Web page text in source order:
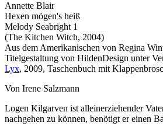
Annette Blair
Hexen mögen's heiß
Melody Seabright 1
(The Kitchen Witch, 2004)
Aus dem Amerikanischen von Regina
Titelgestaltung von HildenDesign unter
Lyx, 2009, Taschenbuch mit
Von Irene Salzmann
Logen Kilgarven ist alleinerziehender
nachgehen zu können, benötigt er einen